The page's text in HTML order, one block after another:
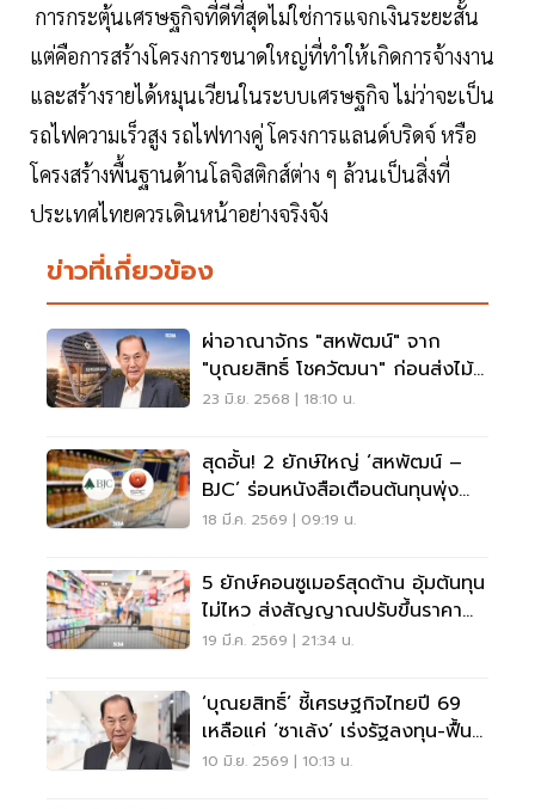
การกระตุ้นเศรษฐกิจที่ดีที่สุดไม่ใช่การแจกเงินระยะสั้น
แต่คือการสร้างโครงการขนาดใหญ่ที่ทำให้เกิดการจ้างงาน
และสร้างรายได้หมุนเวียนในระบบเศรษฐกิจ ไม่ว่าจะเป็น
รถไฟความเร็วสูง รถไฟทางคู่ โครงการแลนด์บริดจ์ หรือ
โครงสร้างพื้นฐานด้านโลจิสติกส์ต่าง ๆ ล้วนเป็นสิ่งที่
ประเทศไทยควรเดินหน้าอย่างจริงจัง
ข่าวที่เกี่ยวข้อง
ผ่าอาณาจักร "สหพัฒน์" จาก
"บุณยสิทธิ์ โชควัฒนา" ก่อนส่งไม้
ต่อทายาท
23 มิ.ย. 2568 | 18:10 น.
สุดอั้น! 2 ยักษ์ใหญ่ ‘สหพัฒน์ –
BJC’ ร่อนหนังสือเตือนต้นทุนพุ่ง
แนะร้านค้าสต็อกสินค้าเพิ่ม
18 มี.ค. 2569 | 09:19 น.
5 ยักษ์คอนซูเมอร์สุดต้าน อุ้มต้นทุน
ไม่ไหว ส่งสัญญาณปรับขึ้นราคา
เม.ย. นี้
19 มี.ค. 2569 | 21:34 น.
‘บุณยสิทธิ์’ ชี้เศรษฐกิจไทยปี 69
เหลือแค่ ‘ซาเล้ง’ เร่งรัฐลงทุน-ฟื้น
กำลังซื้อ
10 มิ.ย. 2569 | 10:13 น.